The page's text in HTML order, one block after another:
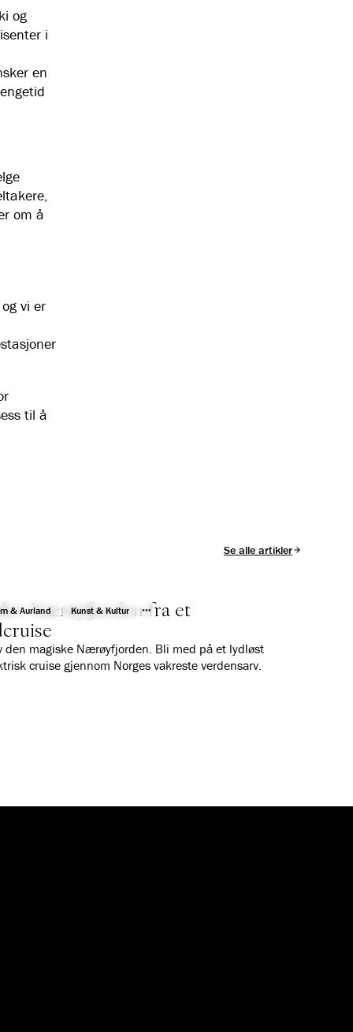
og
i
en
om å
vi er
til å
Se alle artikler
& Aurland Kunst & Kultur
Nærøyfjorden fra et
den magiske Nærøyfjorden. Bli med på et lydløst
cruise gjennom Norges vakreste verdensarv.